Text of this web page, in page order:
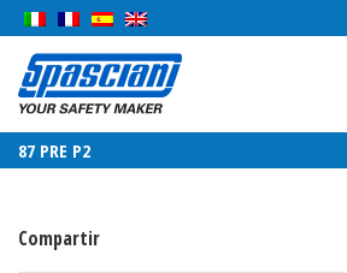
87 PRE P2
Compartir